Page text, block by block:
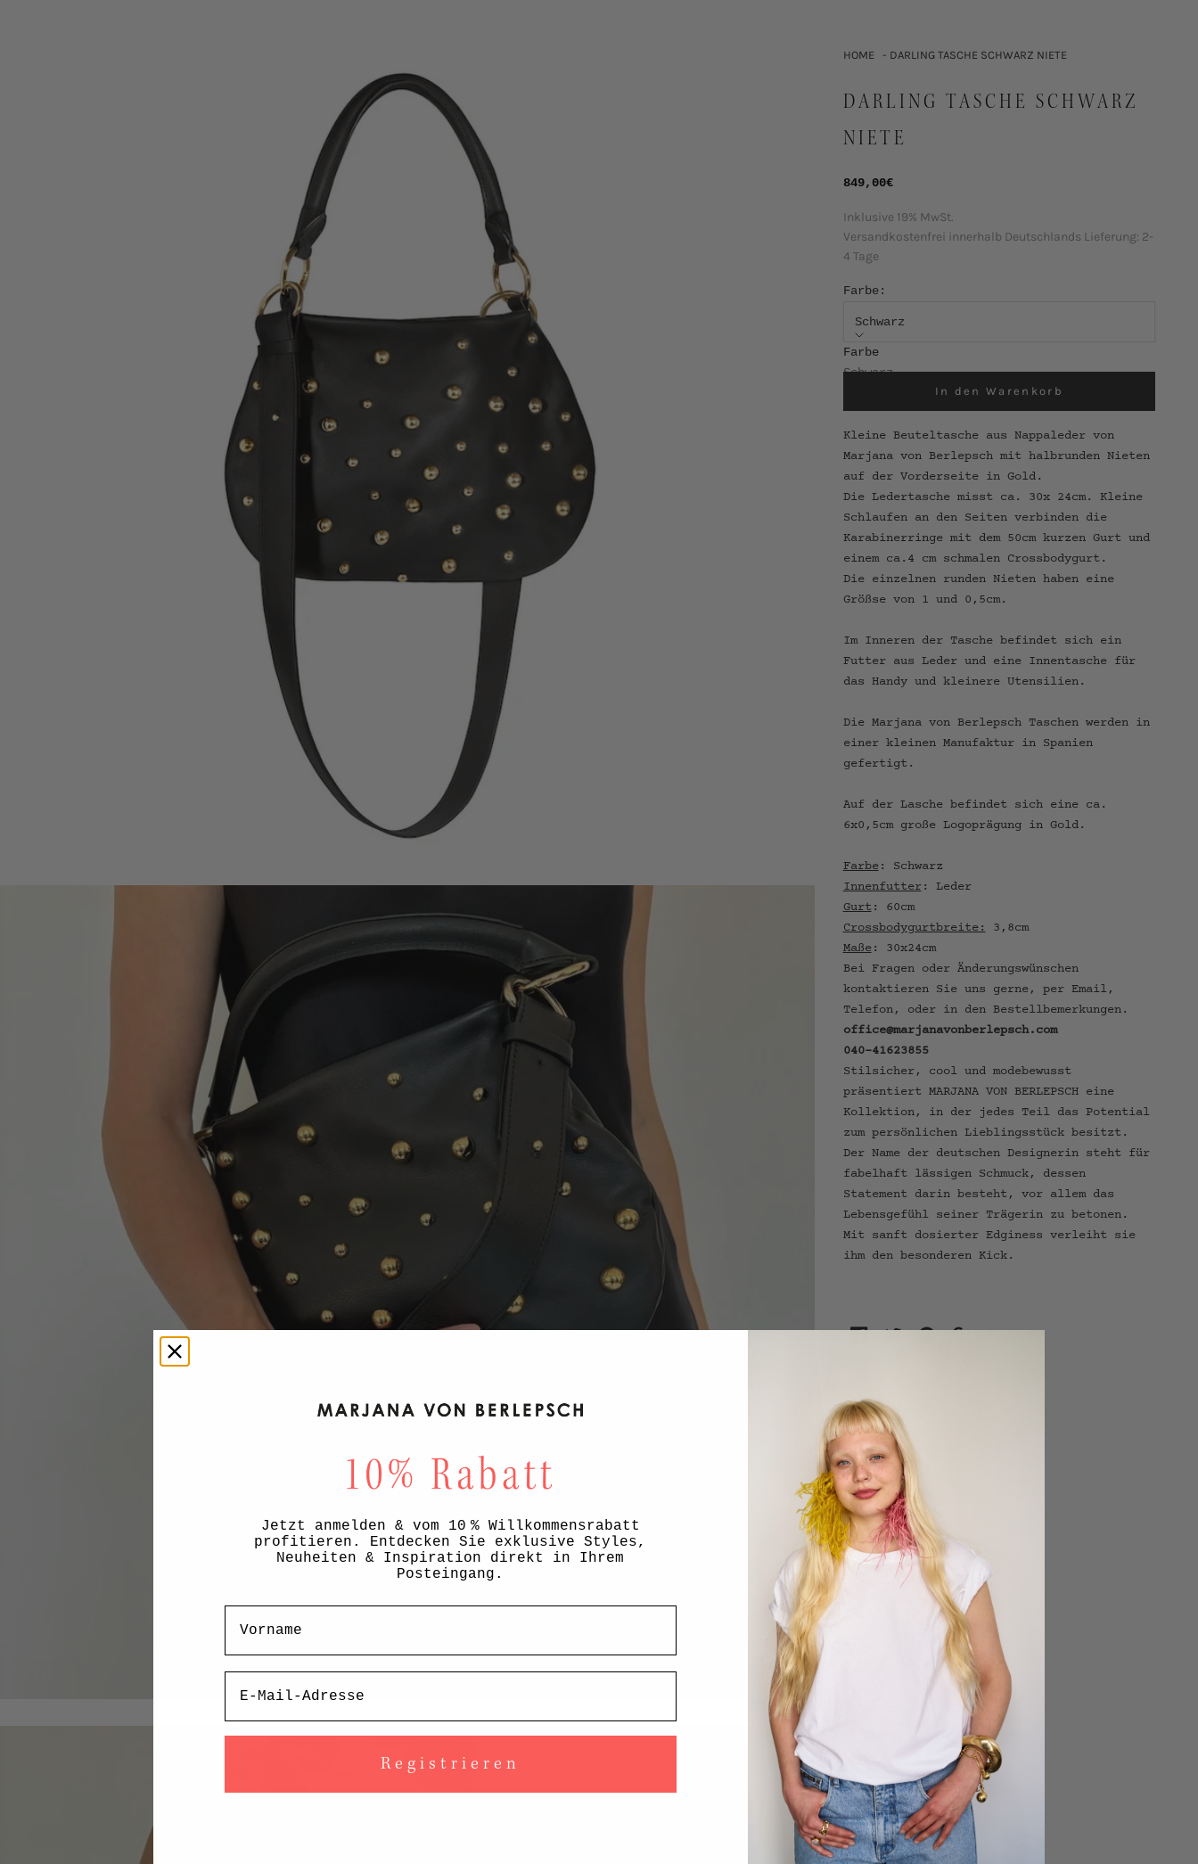
HOME DARLING TASCHE SCHWARZ NIETE
DARLING TASCHE SCHWARZ
NIETE
Angebot
849,00€
Inklusive 19% MwSt.
Versandkostenfrei innerhalb Deutschlands Lieferung: 2-
4 Tage
Farbe:
Schwarz
Farbe
Schwarz
In den Warenkorb
Kleine Beuteltasche aus Nappaleder von
Marjana von Berlepsch mit halbrunden Nieten
auf der Vorderseite in Gold.
Die Ledertasche misst ca. 30x 24cm. Kleine
Schlaufen an den Seiten verbinden die
Karabinerringe mit dem 50cm kurzen Gurt und
einem ca.4 cm schmalen Crossbodygurt.
Die einzelnen runden Nieten haben eine
Größse von 1 und 0,5cm.
Im Inneren der Tasche befindet sich ein
Futter aus Leder und eine Innentasche für
das Handy und kleinere Utensilien.
Die Marjana von Berlepsch Taschen werden in
einer kleinen Manufaktur in Spanien
gefertigt.
Auf der Lasche befindet sich eine ca.
6x0,5cm große Logoprägung in Gold.
Farbe: Schwarz
Innenfutter: Leder
Gurt: 60cm
Crossbodygurtbreite:
3,8cm
Maße: 30x24cm
Bei Fragen oder Änderungswünschen
kontaktieren Sie uns gerne, per Email,
Telefon, oder in den Bestellbemerkungen.
office@marjanavonberlepsch.com
040-41623855
Stilsicher, cool und modebewusst
präsentiert MARJANA VON BERLEPSCH eine
Kollektion, in der jedes Teil das Potential
zum persönlichen Lieblingsstück besitzt.
Der Name der deutschen Designerin steht für
fabelhaft lässigen Schmuck, dessen
Statement darin besteht, vor allem das
Lebensgefühl seiner Trägerin zu betonen.
Mit sanft dosierter Edginess verleiht sie
ihm den besonderen Kick.
Jetzt anmelden & vom 10 % Willkommensrabatt
profitieren. Entdecken Sie exklusive Styles,
Neuheiten & Inspiration direkt in Ihrem
Posteingang.
Registrieren